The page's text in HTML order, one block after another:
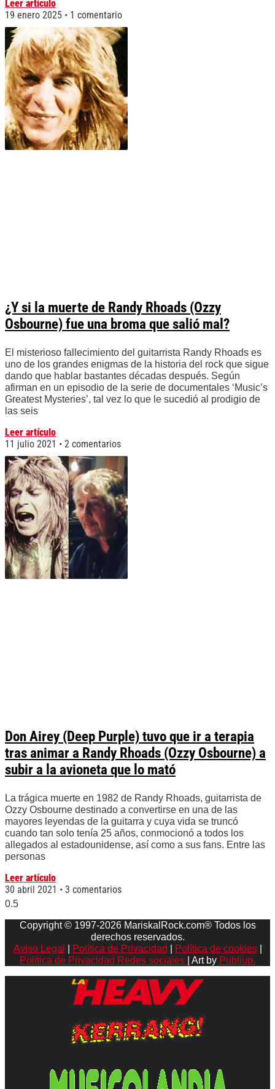
Leer artículo
19 enero 2025
1 comentario
¿Y si la muerte de Randy Rhoads (Ozzy
Osbourne) fue una broma que salió mal?
El misterioso fallecimiento del guitarrista Randy Rhoads es
uno de los grandes enigmas de la historia del rock que sigue
dando que hablar bastantes décadas después. Según
afirman en un episodio de la serie de documentales ‘Music’s
Greatest Mysteries’, tal vez lo que le sucedió al prodigio de
las seis
Leer artículo
11 julio 2021
2 comentarios
Don Airey (Deep Purple) tuvo que ir a terapia
tras animar a Randy Rhoads (Ozzy Osbourne) a
subir a la avioneta que lo mató
La trágica muerte en 1982 de Randy Rhoads, guitarrista de
Ozzy Osbourne destinado a convertirse en una de las
mayores leyendas de la guitarra y cuya vida se truncó
cuando tan solo tenía 25 años, conmocionó a todos los
allegados al estadounidense, así como a sus fans. Entre las
personas
Leer artículo
30 abril 2021
3 comentarios
Copyright © 1997-2026 MariskalRock.com® Todos los
derechos reservados.
Aviso Legal
Política de Privacidad Política de cookies|
Política de Privacidad Redes sociales
| Art by Publiup.